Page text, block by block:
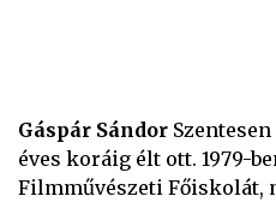
Gáspár Sándor
éves koráig élt ott. 1979-
Filmművészeti Főiskolát,